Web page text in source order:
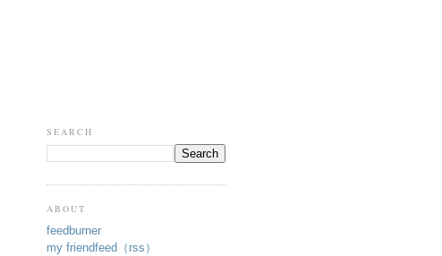
SEARCH
ABOUT
feedburner
my friendfeed （rss）